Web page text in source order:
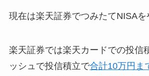
現在は楽天証券でつみたてNISAを
楽天証券では楽天カードでの投信
ッシュで投信積立で合計10万円ま